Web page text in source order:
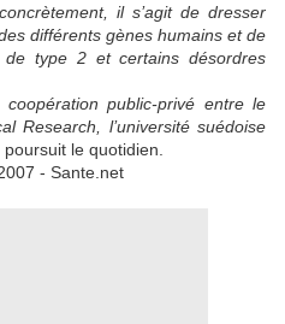
il s’agit de dresser
différents gènes humains et de
type 2 et certains désordres
public-privé entre le
Research, l’université suédoise
, poursuit le quotidien.
- Sante.net